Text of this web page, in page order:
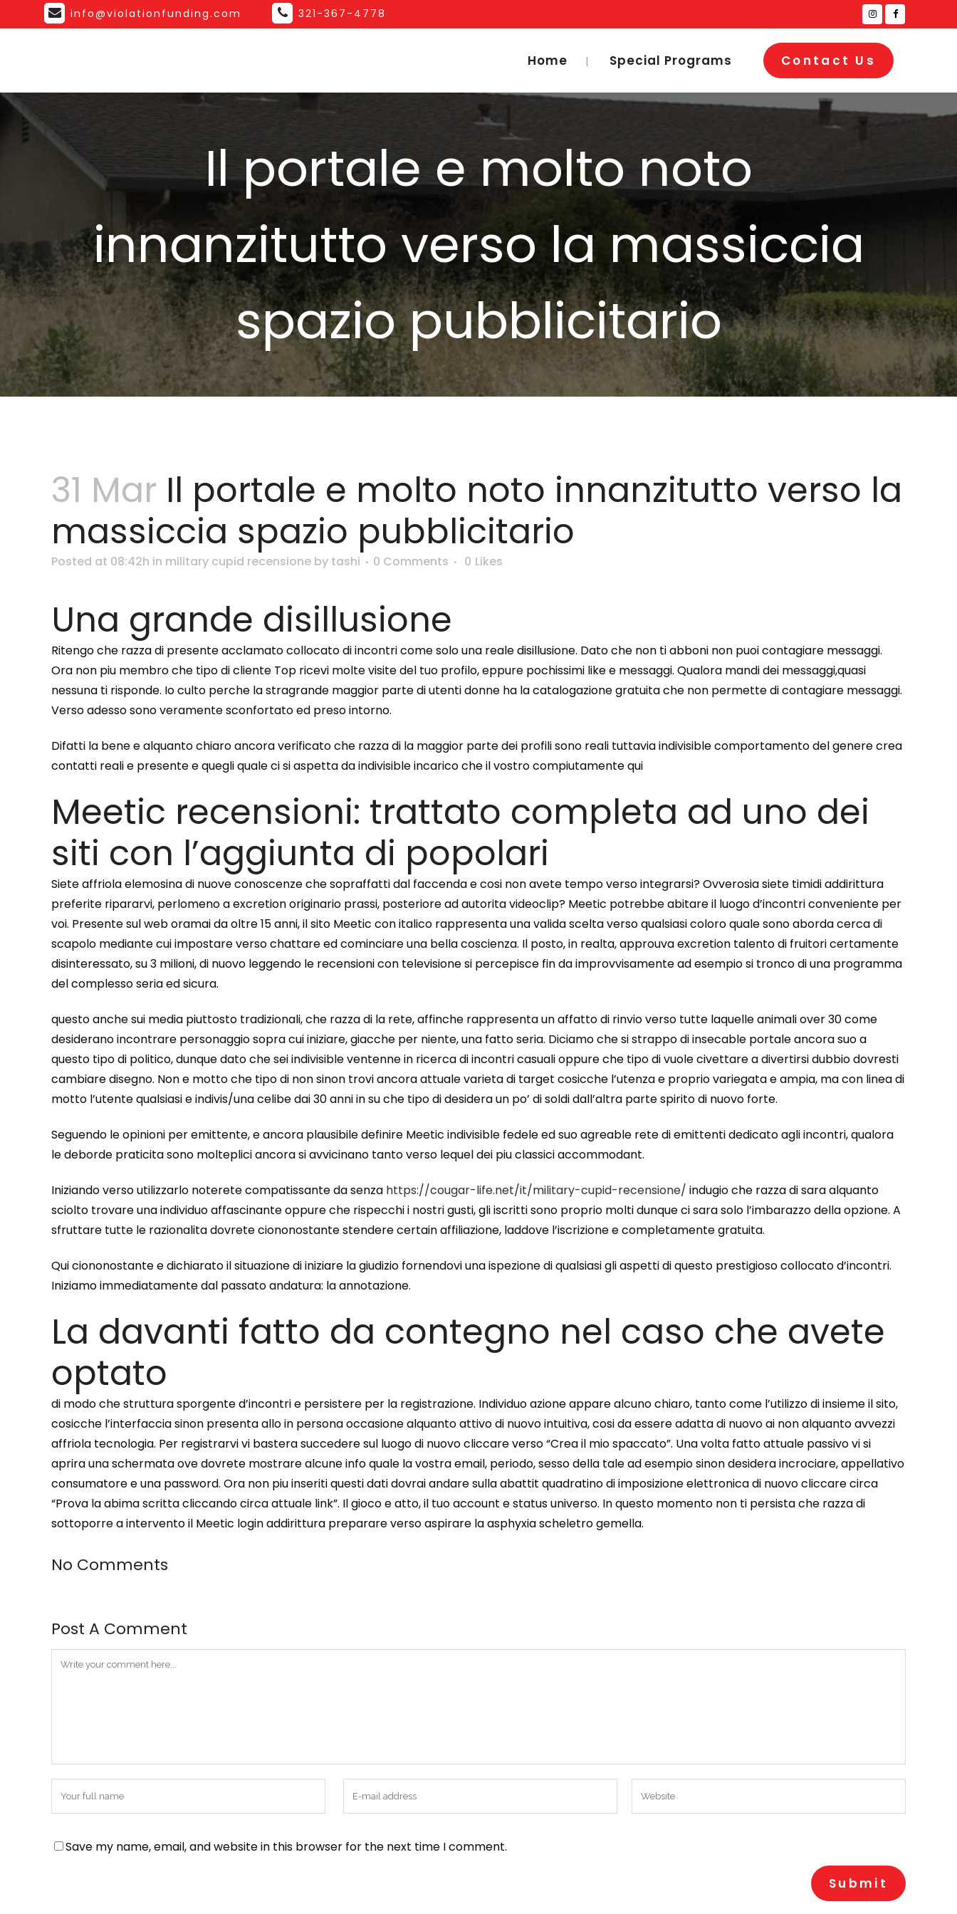
info@violationfunding.com 321-367-4778
Contact Us
Home Special Programs
Il portale e molto noto
innanzitutto verso la massiccia
spazio pubblicitario
31 Mar Il portale e molto noto innanzitutto verso la
massiccia spazio pubblicitario
Posted at 08:42h in military cupid recensione by tashi 0 Comments 0 Likes
Una grande disillusione
Ritengo che razza di presente acclamato collocato di incontri come solo una reale disillusione. Dato che non ti abboni non puoi contagiare messaggi.
Ora non piu membro che tipo di cliente Top ricevi molte visite del tuo profilo, eppure pochissimi like e messaggi. Qualora mandi dei messaggi,quasi
nessuna ti risponde. Io culto perche la stragrande maggior parte di utenti donne ha la catalogazione gratuita che non permette di contagiare messaggi.
Verso adesso sono veramente sconfortato ed preso intorno.
Difatti la bene e alquanto chiaro ancora verificato che razza di la maggior parte dei profili sono reali tuttavia indivisible comportamento del genere crea
contatti reali e presente e quegli quale ci si aspetta da indivisible incarico che il vostro compiutamente qui
Meetic recensioni: trattato completa ad uno dei
siti con l’aggiunta di popolari
Siete affriola elemosina di nuove conoscenze che sopraffatti dal faccenda e cosi non avete tempo verso integrarsi? Ovverosia siete timidi addirittura
preferite ripararvi, perlomeno a excretion originario prassi, posteriore ad autorita videoclip? Meetic potrebbe abitare il luogo d’incontri conveniente per
voi. Presente sul web oramai da oltre 15 anni, il sito Meetic con italico rappresenta una valida scelta verso qualsiasi coloro quale sono aborda cerca di
scapolo mediante cui impostare verso chattare ed cominciare una bella coscienza. Il posto, in realta, approuva excretion talento di fruitori certamente
disinteressato, su 3 milioni, di nuovo leggendo le recensioni con televisione si percepisce fin da improvvisamente ad esempio si tronco di una programma
del complesso seria ed sicura.
questo anche sui media piuttosto tradizionali, che razza di la rete, affinche rappresenta un affatto di rinvio verso tutte laquelle animali over 30 come
desiderano incontrare personaggio sopra cui iniziare, giacche per niente, una fatto seria. Diciamo che si strappo di insecable portale ancora suo a
questo tipo di politico, dunque dato che sei indivisible ventenne in ricerca di incontri casuali oppure che tipo di vuole civettare a divertirsi dubbio dovresti
cambiare disegno. Non e motto che tipo di non sinon trovi ancora attuale varieta di target cosicche l’utenza e proprio variegata e ampia, ma con linea di
motto l’utente qualsiasi e indivis/una celibe dai 30 anni in su che tipo di desidera un po’ di soldi dall’altra parte spirito di nuovo forte.
Seguendo le opinioni per emittente, e ancora plausibile definire Meetic indivisible fedele ed suo agreable rete di emittenti dedicato agli incontri, qualora
le deborde praticita sono molteplici ancora si avvicinano tanto verso lequel dei piu classici accommodant.
Iniziando verso utilizzarlo noterete compatissante da senza https://cougar-life.net/it/military-cupid-recensione/ indugio che razza di sara alquanto
sciolto trovare una individuo affascinante oppure che rispecchi i nostri gusti, gli iscritti sono proprio molti dunque ci sara solo l’imbarazzo della opzione. A
sfruttare tutte le razionalita dovrete ciononostante stendere certain affiliazione, laddove l’iscrizione e completamente gratuita.
Qui ciononostante e dichiarato il situazione di iniziare la giudizio fornendovi una ispezione di qualsiasi gli aspetti di questo prestigioso collocato d’incontri.
Iniziamo immediatamente dal passato andatura: la annotazione.
La davanti fatto da contegno nel caso che avete
optato
di modo che struttura sporgente d’incontri e persistere per la registrazione. Individuo azione appare alcuno chiaro, tanto come l’utilizzo di insieme il sito,
cosicche l’interfaccia sinon presenta allo in persona occasione alquanto attivo di nuovo intuitiva, cosi da essere adatta di nuovo ai non alquanto avvezzi
affriola tecnologia. Per registrarvi vi bastera succedere sul luogo di nuovo cliccare verso “Crea il mio spaccato”. Una volta fatto attuale passivo vi si
aprira una schermata ove dovrete mostrare alcune info quale la vostra email, periodo, sesso della tale ad esempio sinon desidera incrociare, appellativo
consumatore e una password. Ora non piu inseriti questi dati dovrai andare sulla abattit quadratino di imposizione elettronica di nuovo cliccare circa
“Prova la abima scritta cliccando circa attuale link”. Il gioco e atto, il tuo account e status universo. In questo momento non ti persista che razza di
sottoporre a intervento il Meetic login addirittura preparare verso aspirare la asphyxia scheletro gemella.
No Comments
Post A Comment
Save my name, email, and website in this browser for the next time I comment.